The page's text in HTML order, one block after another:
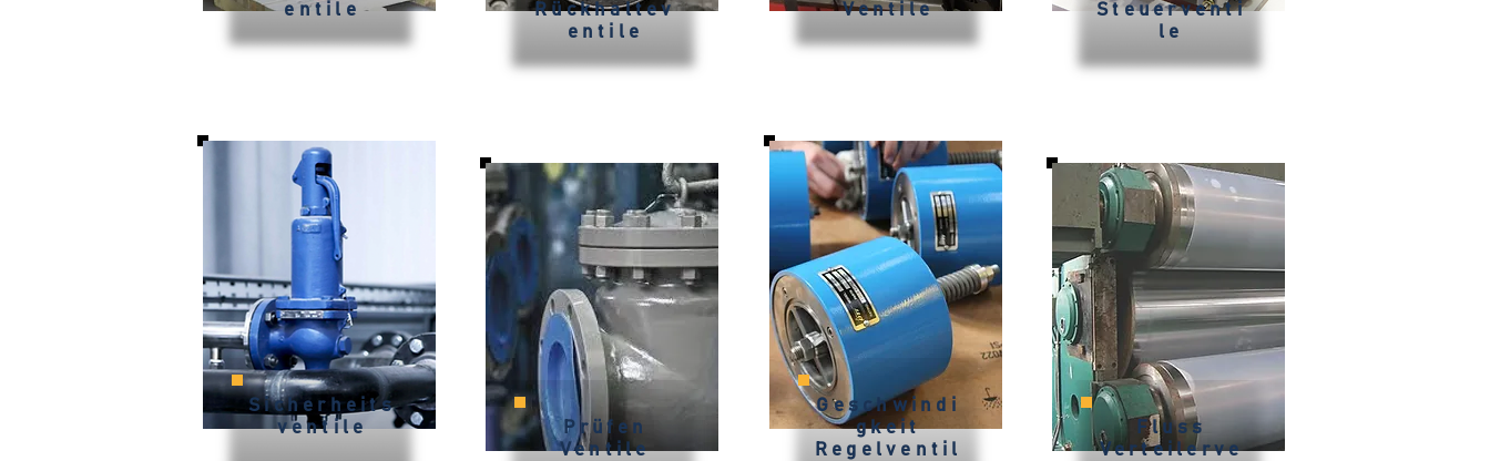
entile
Sicherheits
ventile
Rückhaltev
entile
Prüfen
Ventile
Ventile
Geschwindi
gkeit
Regelventil
Steuerventi
le
Fluss
Verteilerve